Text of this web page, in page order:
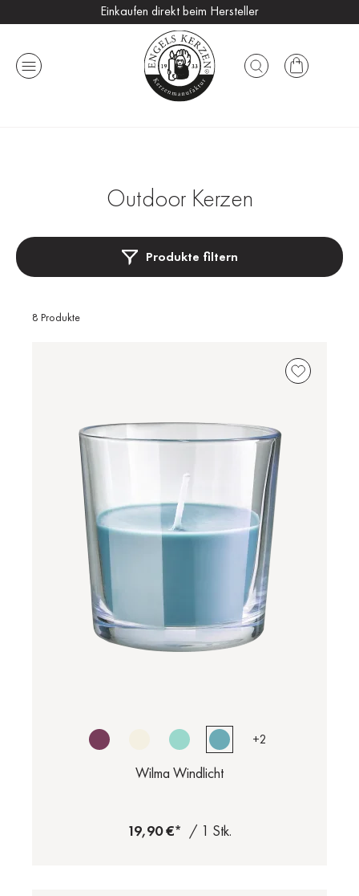
Einkaufen direkt beim Hersteller
Versandkostenfrei ab 25 €
Handmade in Germany
Outdoor Kerzen
Produkte filtern
8 Produkte
+2
Wilma Windlicht
19,90 €* / 1 Stk.